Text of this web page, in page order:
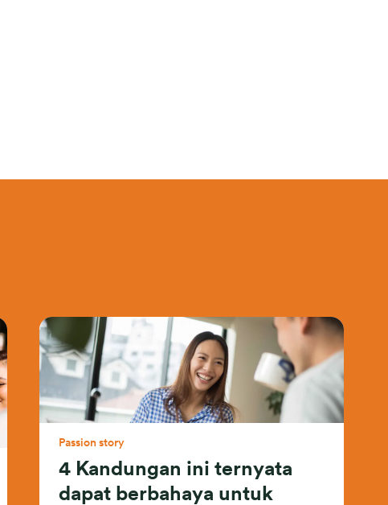
Passion story
4 Kandungan ini ternyata
dapat berbahaya untuk